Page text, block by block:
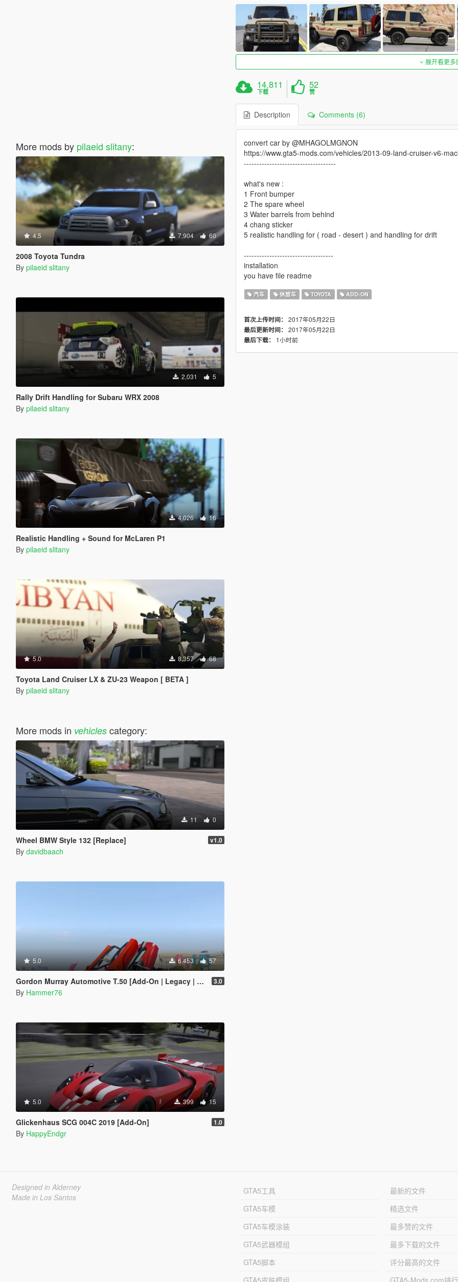
More mods by pilaeid slitany:
4.5 7,904 60
2008 Toyota Tundra
By pilaeid slitany
2,031 5
Rally Drift Handling for Subaru WRX 2008
By pilaeid slitany
4,026 16
Realistic Handling + Sound for McLaren P1
By pilaeid slitany
5.0 8,357 68
Toyota Land Cruiser LX & ZU-23 Weapon [ BETA ]
By pilaeid slitany
More mods in vehiclescategory:
11 0
Wheel BMW Style 132 [Replace] v1.0
By davidbaach
5.0 6,453 57
Gordon Murray Automotive T.50 [Add-On | Legacy | Enhanced] 3.0
By Hammer76
5.0 399 15
Glickenhaus SCG 004C 2019 [Add-On] 1.0
By HappyEndgr
展开看更
14,811
下载
52
赞
Description Comments (6)
convert car by @MHAGOLMGNON
https://www.gta5-mods.com/vehicles/2013-09-land-cruiser-v6-
------------------------------------
what's new :
1 Front bumper
2 The spare wheel
3 Water barrels from behind
4 chang sticker
5 realistic handling for ( road - desert ) and handling for drift
-----------------------------------
installation
you have file readme
汽车 休旅车 TOYOTA ADD-ON
首次上传时间： 2017年05月22日
最后更新时间： 2017年05月22日
最后下载：
1小时前
Designed in Alderney
Made in Los Santos
GTA5工具
GTA5车模
GTA5车模涂装
GTA5武器模组
GTA5脚本
最新的文件
精选文件
最多赞的文件
最多下载的文件
评分最高的文件